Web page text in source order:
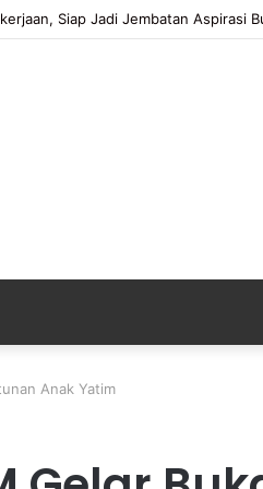
Dilaksanakan Secara Profesional dan
Anak Yatim